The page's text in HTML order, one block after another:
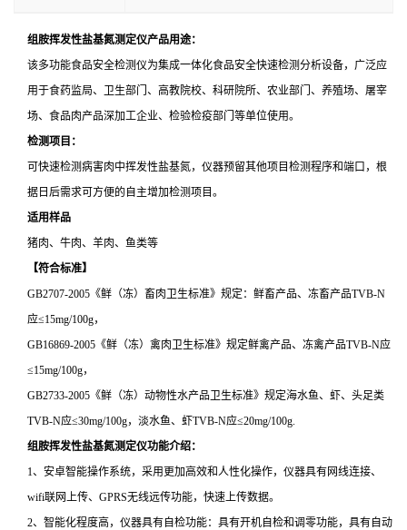
组胺挥发性盐基氮测定仪产品用途：
该多功能食品安全检测仪为集成一体化食品安全快速检测分析设备，广泛应
用于食药监局、卫生部门、高教院校、科研院所、农业部门、养殖场、屠宰
场、食品肉产品深加工企业、检验检疫部门等单位使用。
检测项目：
可快速检测病害肉中挥发性盐基氮，仪器预留其他项目检测程序和端口，根
据日后需求可方便的自主增加检测项目。
适用样品
猪肉、牛肉、羊肉、鱼类等
【符合标准】
GB2707-2005《鲜（冻）畜肉卫生标准》规定：鲜畜产品、冻畜产品TVB-N
应≤15mg/100g，
GB16869-2005《鲜（冻）禽肉卫生标准》规定鲜禽产品、冻禽产品TVB-N应
≤15mg/100g，
GB2733-2005《鲜（冻）动物性水产品卫生标准》规定海水鱼、虾、头足类
TVB-N应≤30mg/100g，淡水鱼、虾TVB-N应≤20mg/100g.
组胺挥发性盐基氮测定仪功能介绍：
1、安卓智能操作系统，采用更加高效和人性化操作，仪器具有网线连接、
wifi联网上传、GPRS无线远传功能，快速上传数据。
2、智能化程度高，仪器具有自检功能：具有开机自检和调零功能，具有自动